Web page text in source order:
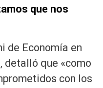
que nos
de Economía en
detalló que «como
con los